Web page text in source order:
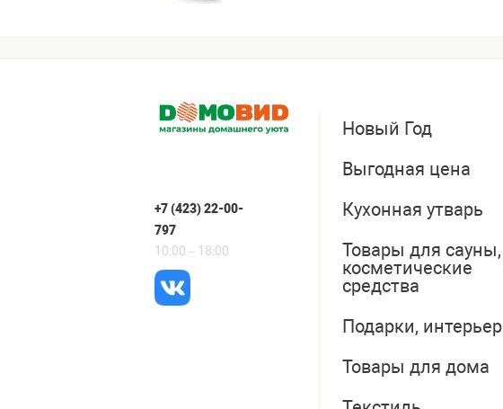
+7 (423) 22-00-
797
10:00 – 18:00
Новый Год
Выгодная цена
Кухонная утварь
Товары для сауны,
косметические
средства
Подарки, интерьер
Товары для дома